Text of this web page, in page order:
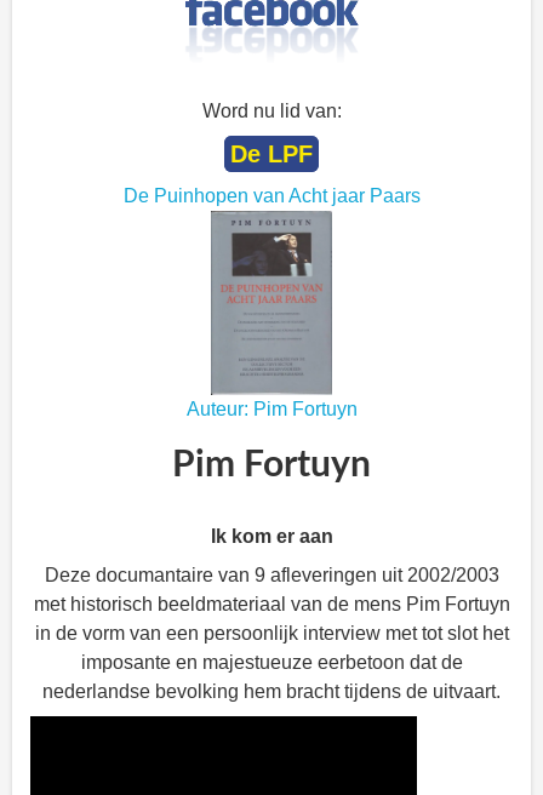
Word nu lid van:
De LPF
De Puinhopen van Acht jaar Paars
Auteur: Pim Fortuyn
Pim Fortuyn
Ik kom er aan
Deze documantaire van 9 afleveringen uit 2002/2003
met historisch beeldmateriaal van de mens Pim Fortuyn
in de vorm van een persoonlijk interview met tot slot het
imposante en majestueuze eerbetoon dat de
nederlandse bevolking hem bracht tijdens de uitvaart.